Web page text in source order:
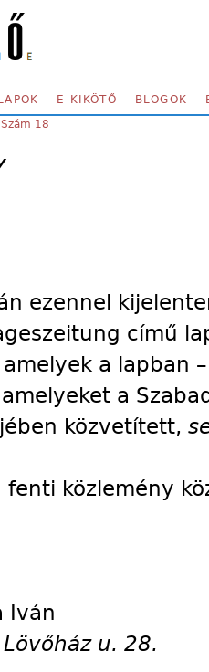
E-KIKÖTŐ BLOGOK
18
ezennel
című
a lapban
a
közvetített,
fenti közlemény
Iván
u. 28.